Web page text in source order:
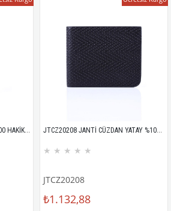
JTCZ20207 CÜZDAN DİKEY %100 HAKİKİ DERİ KROKODİL DESEN JTCZ20208 JANTİ CÜZDAN YATAY %100 HAKİKİ DERİ ZİGZAG ÖRGÜ DESEN
★ ★ ★ ★ ★
JTCZ20208
₺1.132,88